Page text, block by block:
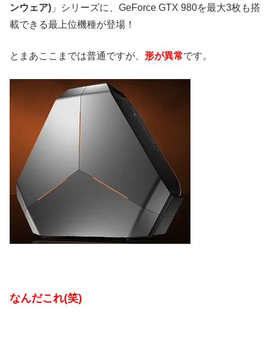
ンウェア) 」シリーズに、GeForce GTX 980を最大3枚も搭
載できる最上位機種が登場！
とまあここまでは普通ですが、 形が異常です。
なんだこれ(笑)